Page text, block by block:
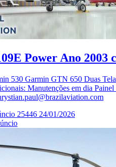
Power Ano 2003
530 Garmin GTN 650 Duas
Manutenções em dia
25446 24/01/2026